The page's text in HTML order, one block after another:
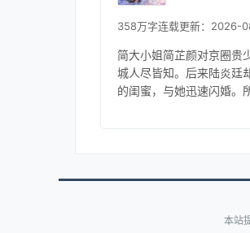
358万字连载更新：2026-
简大小姐简芷颜对京圈贵
城人尽皆知。后来陆炎廷
的闺蜜，与她迅速闪婚。
本站